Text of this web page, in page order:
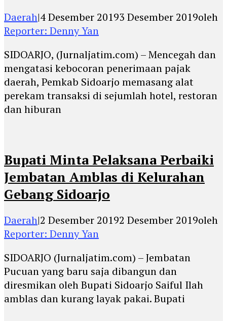
Daerah|4 Desember 20193 Desember 2019oleh
Reporter: Denny Yan
SIDOARJO, (Jurnaljatim.com) – Mencegah dan
mengatasi kebocoran penerimaan pajak
daerah, Pemkab Sidoarjo memasang alat
perekam transaksi di sejumlah hotel, restoran
dan hiburan
Bupati Minta Pelaksana Perbaiki
Jembatan Amblas di Kelurahan
Gebang Sidoarjo
Daerah|2 Desember 20192 Desember 2019oleh
Reporter: Denny Yan
SIDOARJO (Jurnaljatim.com) – Jembatan
Pucuan yang baru saja dibangun dan
diresmikan oleh Bupati Sidoarjo Saiful Ilah
amblas dan kurang layak pakai. Bupati